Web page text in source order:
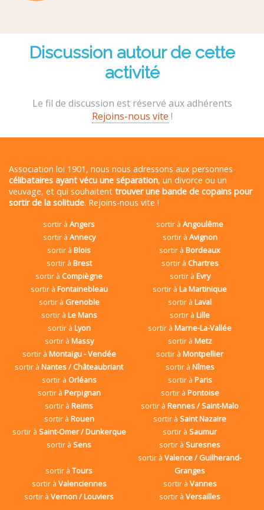
Discussion autour de cette
activité
Le fil de discussion est réservé aux adhérents
Rejoins-nous vite !
Association loi 1901, nous nous adressons aux personnes
célibataires ayant vécu une séparation, un divorce ou un
veuvage, et qui souhaitent trouver une bande de copains pour
sortir de la solitude. Rejoins-nous vite !
sortir àAngers sortir àAngoulême
sortir à Annecy sortir à Avignon
sortir àBlois sortir àBordeaux
sortir à Brest sortir à Chartres
sortir à Compiègne sortir à Evry
sortir à Fontainebleau sortir àLa Martinique
sortir à Grenoble sortir àLaval
sortir à Le Mans sortir àLille
sortir à Lyon sortir àMarne-La-Vallée
sortir à Massy sortir à Metz
sortir à Montaigu - Vendée sortir àMontpellier
sortir àNantes / Châteaubriant sortir à Nîmes
sortir à Orléans sortir à Paris
sortir à Perpignan sortir à Pontoise
sortir àReims sortir àRennes / Saint-Malo
sortir à Rouen sortir àSaint Nazaire
sortir à Saint-Omer / Dunkerque sortir àSaumur
sortir àSens sortir àSuresnes
sortir àTours
sortir àValence / Guilherand-
Granges
sortir à Valenciennes sortir à Vannes
sortir àVernon / Louviers sortir àVersailles